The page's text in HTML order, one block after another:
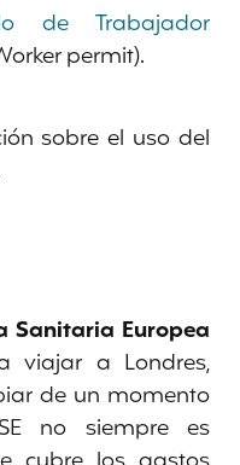
de Trabajador
permit).
sobre el uso del
Sanitaria Europea
viajar a Londres,
de un momento
no siempre es